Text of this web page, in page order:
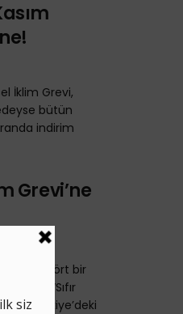
İklim Grevi,
bütün
indirim
Grevi’ne
dört bir
“Sıfır
Türkiye’deki